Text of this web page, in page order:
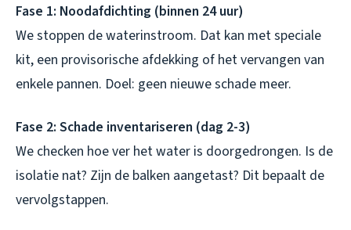
Fase 1: Noodafdichting (binnen 24 uur)
We stoppen de waterinstroom. Dat kan met speciale
kit, een provisorische afdekking of het vervangen van
enkele pannen. Doel: geen nieuwe schade meer.
Fase 2: Schade inventariseren (dag 2-3)
We checken hoe ver het water is doorgedrongen. Is de
isolatie nat? Zijn de balken aangetast? Dit bepaalt de
vervolgstappen.